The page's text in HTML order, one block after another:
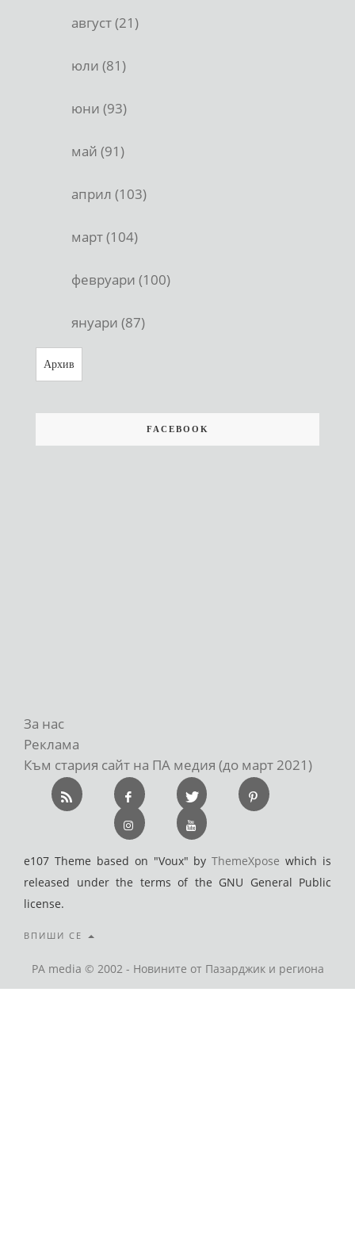
август (21)
юли (81)
юни (93)
май (91)
април (103)
март (104)
февруари (100)
януари (87)
Архив
FACEBOOK
За нас
Реклама
Към стария сайт на ПА медия (до март 2021)
e107 Theme based on "Voux" byThemeXpose which is
released under the terms of the GNU General Public
license.
ВПИШИ СЕ
PA media © 2002 - Новините от Пазарджик и региона